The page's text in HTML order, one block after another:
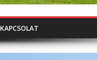
KAPCSOLAT